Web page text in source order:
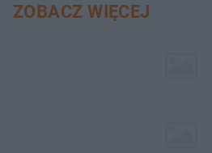
ZOBACZ WIĘCEJ